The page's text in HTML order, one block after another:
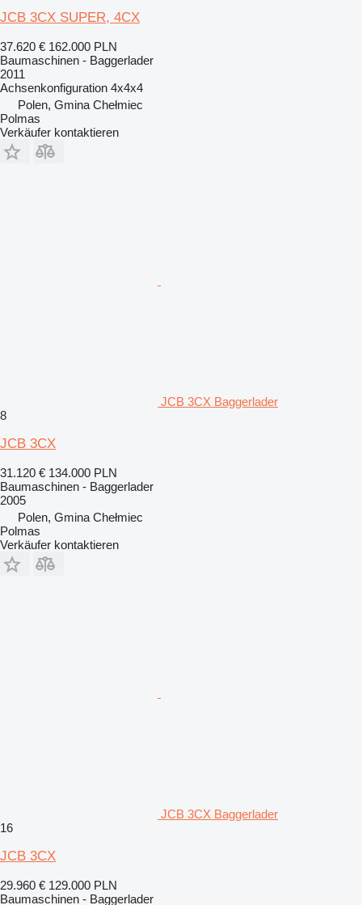
JCB 3CX SUPER, 4CX
37.620 € 162.000 PLN
Baumaschinen - Baggerlader
2011
Achsenkonfiguration 4x4x4
Polen, Gmina Chełmiec
Polmas
Verkäufer kontaktieren
JCB 3CX Baggerlader
8
JCB 3CX
31.120 € 134.000 PLN
Baumaschinen - Baggerlader
2005
Polen, Gmina Chełmiec
Polmas
Verkäufer kontaktieren
JCB 3CX Baggerlader
16
JCB 3CX
29.960 € 129.000 PLN
Baumaschinen - Baggerlader